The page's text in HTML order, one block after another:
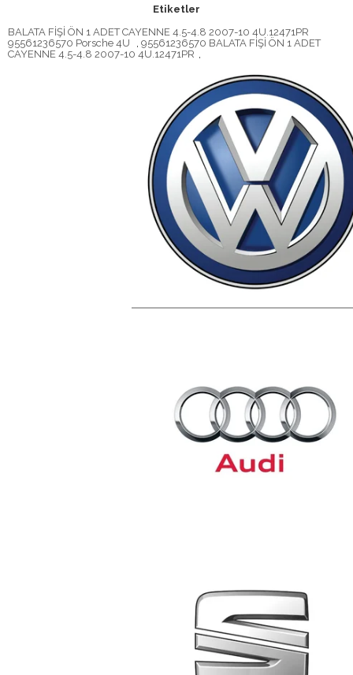
Etiketler
BALATA FİŞİ ÖN 1 ADET CAYENNE 4.5-4.8 2007-10 4U.12471PR
95561236570 Porsche 4U
, 95561236570 BALATA FİŞİ ÖN 1 ADET
CAYENNE 4.5-4.8 2007-10 4U.12471PR ,